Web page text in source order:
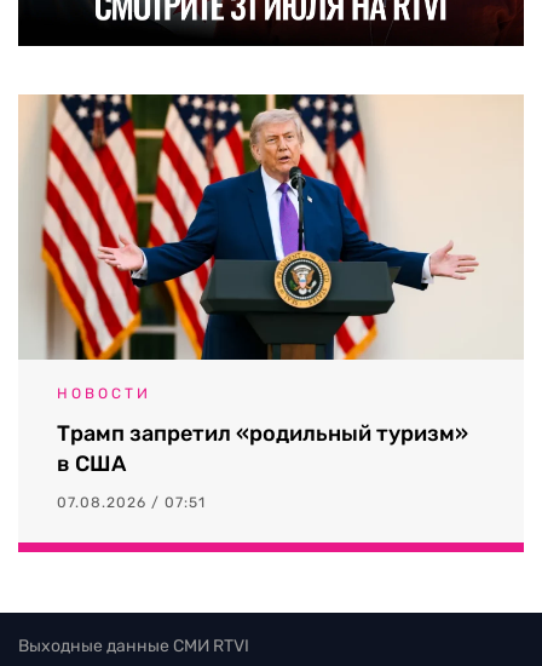
НОВОСТИ
Трамп запретил «родильный туризм»
в США
07.08.2026 / 07:51
Выходные данные СМИ RTVI